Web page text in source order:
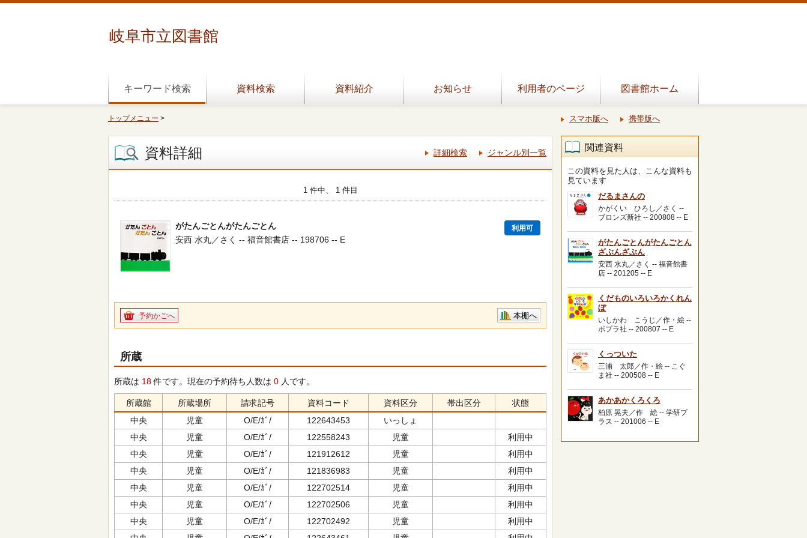
岐阜市立図書館
キーワード検索 資料検索 資料紹介 お知らせ 利用者のページ 図書館ホーム
トップメニュー > スマホ版へ 携帯版へ
資料詳細 詳細検索 ジャンル別一覧
1 件中、 1 件目
がたんごとんがたんごとん 利用可
安西 水丸／さく -- 福音館書店 -- 198706 -- E
予約かごへ 本棚へ
所蔵
所蔵は 18件です。現在の予約待ち人数は 0 人です。
所蔵館 所蔵場所 請求記号 資料コード 資料区分 帯出区分
状態
中央
児童 O/E/ｶﾞ/ 122643453
いっしょ
中央
児童 O/E/ｶﾞ/ 122558243 児童
利用中
中央
児童 O/E/ｶﾞ/ 121912612 児童
利用中
中央
児童 O/E/ｶﾞ/ 121836983 児童
利用中
中央
児童 O/E/ｶﾞ/ 122702514 児童
利用中
中央
児童 O/E/ｶﾞ/ 122702506 児童
利用中
中央
児童 O/E/ｶﾞ/ 122702492 児童
利用中
関連資料
この資料を見た人は、こんな資料も
見ています
だるまさんの
かがくい ひろし／さく --
ブロンズ新社 -- 200808 -- E
がたんごとんがたんごとん
ざぶんざぶん
安西 水丸／さく -- 福音館書
店 -- 201205 -- E
くだものいろいろかくれん
ぼ
いしかわ こうじ／作・絵 --
ポプラ社 -- 200807 -- E
くっついた
三浦 太郎／作・絵 -- こぐ
ま社 -- 200508 -- E
あかあかくろくろ
柏原 晃夫／作 絵 -- 学研プ
ラス -- 201006 -- E